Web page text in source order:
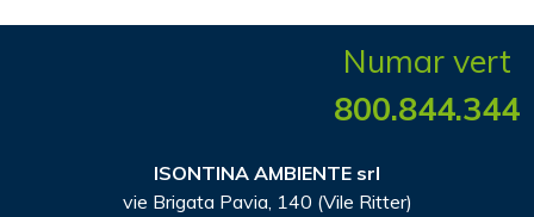
Numar vert
800.844.344
ISONTINA AMBIENTE srl
vie Brigata Pavia, 140 (Vile Ritter)